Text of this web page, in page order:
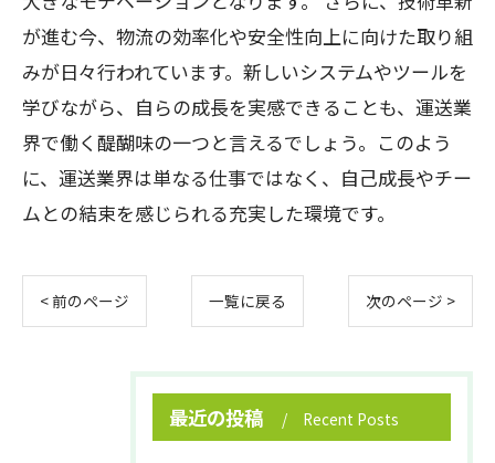
が進む今、物流の効率化や安全性向上に向けた取り組
みが日々行われています。新しいシステムやツールを
学びながら、自らの成長を実感できることも、運送業
界で働く醍醐味の一つと言えるでしょう。このよう
に、運送業界は単なる仕事ではなく、自己成長やチー
ムとの結束を感じられる充実した環境です。
< 前のページ 一覧に戻る 次のページ >
最近の投稿 Recent Posts